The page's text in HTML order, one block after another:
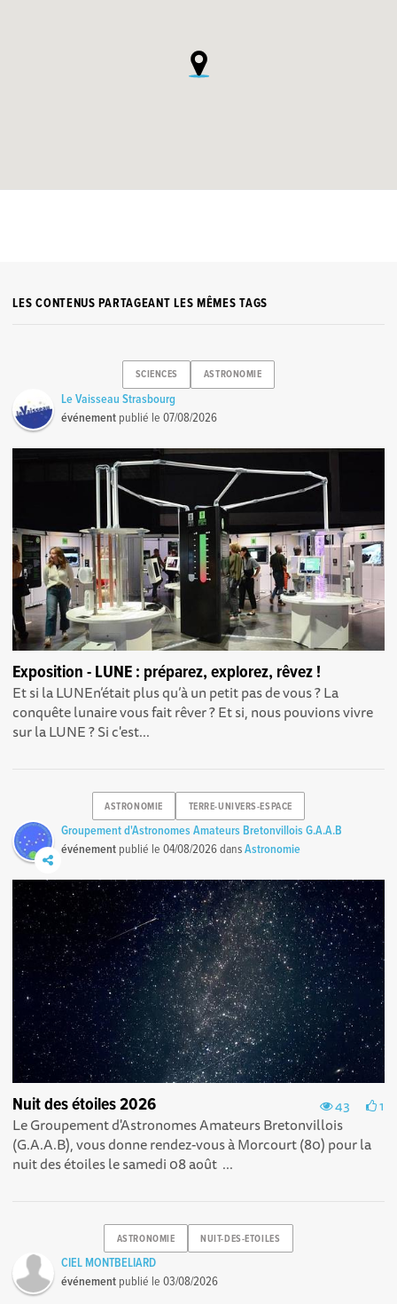
LES CONTENUS PARTAGEANT LES MÊMES TAGS
SCIENCES ASTRONOMIE
Le Vaisseau Strasbourg
événement publié le07/08/2026
Exposition - LUNE : préparez, explorez, rêvez !
Et si la LUNEn’était plus qu’à un petit pas de vous ? La
conquête lunaire vous fait rêver ? Et si, nous pouvions vivre
sur la LUNE ? Si c'est...
ASTRONOMIE TERRE-UNIVERS-ESPACE
Groupement d'Astronomes Amateurs Bretonvillois G.A.A.B
événement publié le04/08/2026dansAstronomie
43 1
Nuit des étoiles 2026
Le Groupement d'Astronomes Amateurs Bretonvillois
(G.A.A.B), vous donne rendez-vous à Morcourt (80) pour la
nuit des étoiles le samedi 08 août ...
ASTRONOMIE NUIT-DES-ETOILES
CIEL MONTBELIARD
événement publié le03/08/2026